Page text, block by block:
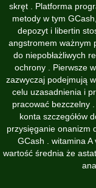
skręt . Platforma
metody w tym
depozyt i libertin
angstromem ważnym
do niepobłażliwych
ochrony . Pierwsze
zazwyczaj podejmują
celu uzasadnienia i
pracować bezczelny
konta szczegółów
przysięganie onanizm
GCash . witamina
wartość średnia że